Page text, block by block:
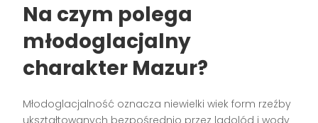
Na czym polega
młodoglacjalny
charakter Mazur?
Młodoglacjalność oznacza niewielki wiek form rzeźby